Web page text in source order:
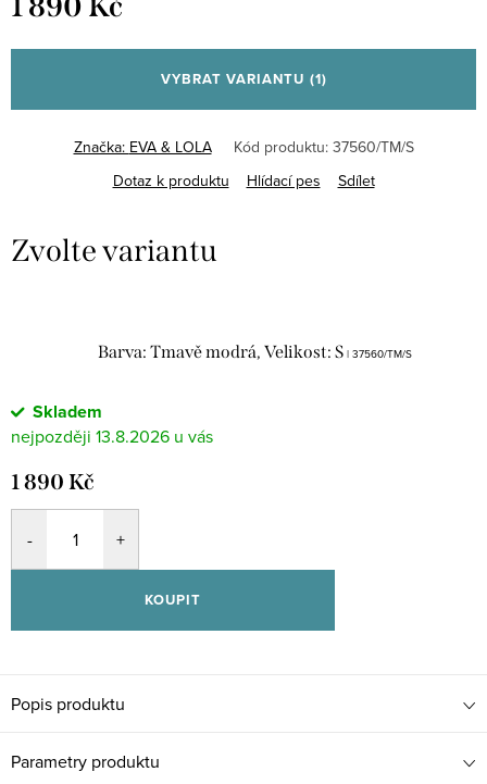
cena:
VYBRAT VARIANTU (1)
Značka: EVA & LOLA Kód produktu: 37560/TM/S
Dotaz k produktu
Hlídací pes Sdílet
Barva: Tmavě modrá, Velikost: S | 37560/TM/S
Skladem
13.8.2026
1 890 Kč
KOUPIT
Popis produktu
Parametry produktu